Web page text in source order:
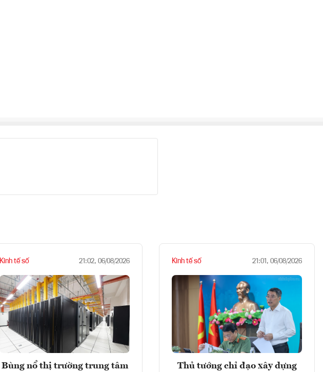
Kinh tế số 21:02, 06/08/2026
Bùng nổ thị trường trung tâm
Kinh tế số 21:01, 06/08/2026
Thủ tướng chỉ đạo xây dựng